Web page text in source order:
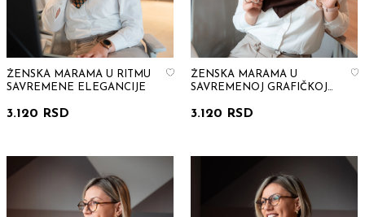
ŽENSKA MARAMA U RITMU
SAVREMENE ELEGANCIJE
3.120 RSD
ŽENSKA MARAMA U
SAVREMENOJ GRAFIČKOJ
3.120 RSD